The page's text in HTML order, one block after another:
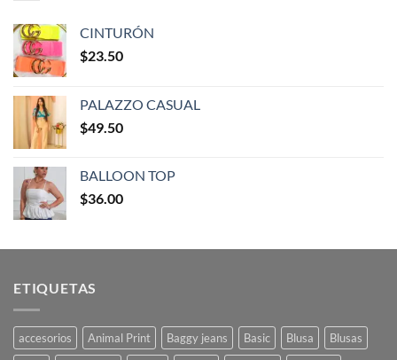
CINTURÓN
$23.50
PALAZZO CASUAL
$49.50
BALLOON TOP
$36.00
ETIQUETAS
accesorios Animal Print Baggy jeans Basic Blusa
Blusas